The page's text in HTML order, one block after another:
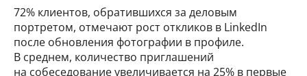
72% клиентов, обратившихся за деловым
портретом, отмечают рост откликов в LinkedIn
после обновления фотографии в профиле.
В среднем, количество приглашений
на собеседование увеличивается на 25% в первые